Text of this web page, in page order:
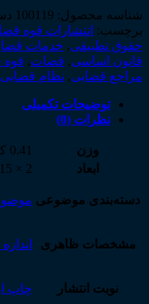
شناسه محصول: 100119
برچسب: انتشارات قوه
حقوق تطبیقی, خدمات
قانون اساسی, قضات, قوه
مراجع قضایی, نظام قضایی
توضیحات تکمیلی
نظرات (0)
وزن
0.41 کیلوگرم
ابعاد
2 × 15 × 22 سانتیمتر
دسته‌بندی موضوعی
مشخصات ظاهری
نوبت انتشار چاپ